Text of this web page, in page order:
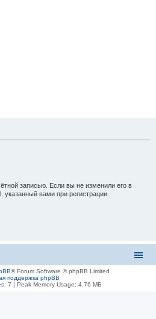
записью. Если вы не изменили его в
указанный вами при регистрации.
® Forum Software © phpBB Limited
поддержка phpBB
7 | Peak Memory Usage: 4.76 МБ